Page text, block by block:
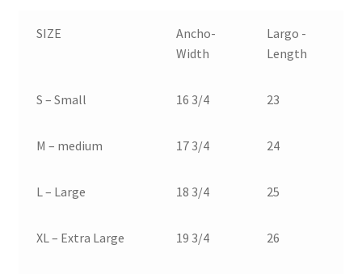
SIZE
Ancho-
Width
Largo -
Length
S – Small 16 3/4 23
M – medium 17 3/4 24
L – Large 18 3/4 25
XL – Extra Large 19 3/4 26